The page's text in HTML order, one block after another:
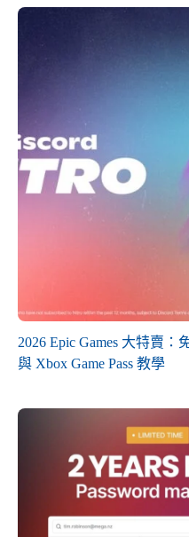
2026 Epic Games 大特賣：
與 Xbox Game Pass 教學